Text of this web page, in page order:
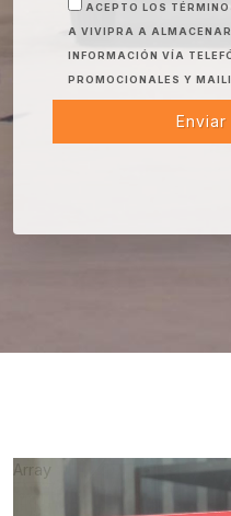
ACEPTO LOS
A VIVIPRA A
INFORMACIÓN VÍA
PROMOCIONALES Y
Array